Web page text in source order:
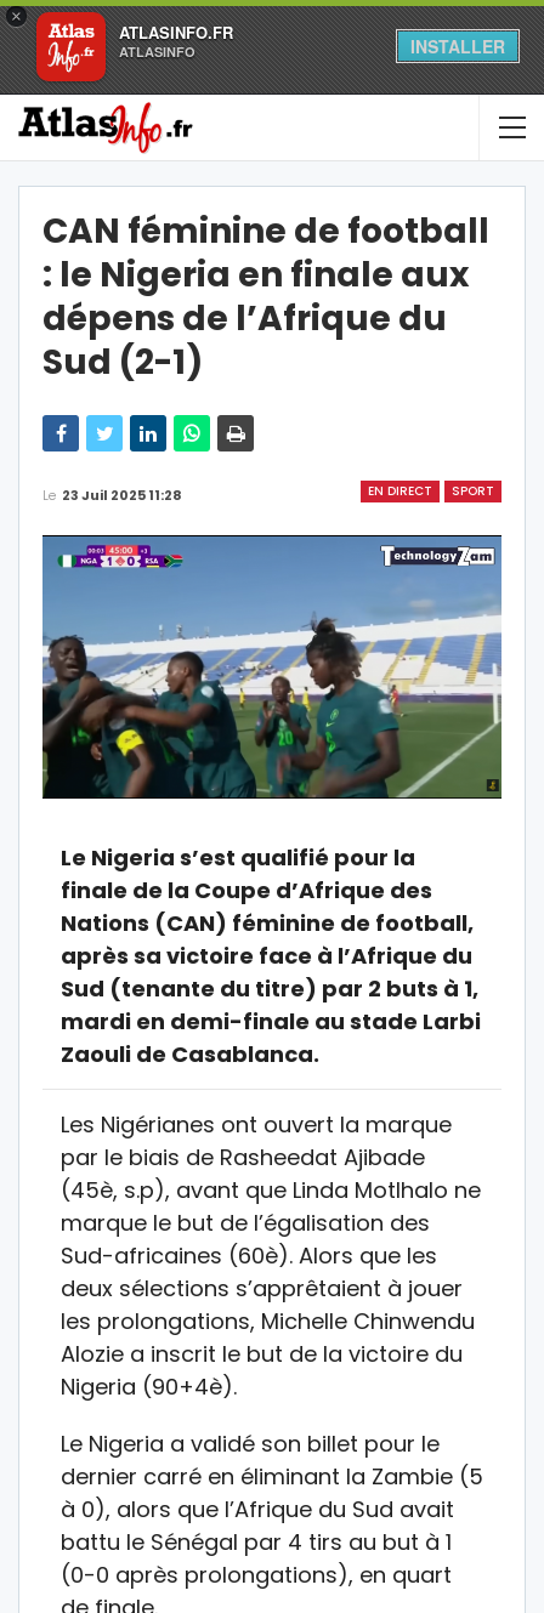
×
ATLASINFO.FR
ATLASINFO INSTALLER
CAN féminine de football
: le Nigeria en finale aux
dépens de l’Afrique du
Sud (2-1)
EN DIRECT SPORT
Le 23 Juil 2025 11:28
Le Nigeria s’est qualifié pour la
finale de la Coupe d’Afrique des
Nations (CAN) féminine de football,
après sa victoire face à l’Afrique du
Sud (tenante du titre) par 2 buts à 1,
mardi en demi-finale au stade Larbi
Zaouli de Casablanca.
Les Nigérianes ont ouvert la marque
par le biais de Rasheedat Ajibade
(45è, s.p), avant que Linda Motlhalo ne
marque le but de l’égalisation des
Sud-africaines (60è). Alors que les
deux sélections s’apprêtaient à jouer
les prolongations, Michelle Chinwendu
Alozie a inscrit le but de la victoire du
Nigeria (90+4è).
Le Nigeria a validé son billet pour le
dernier carré en éliminant la Zambie (5
à 0), alors que l’Afrique du Sud avait
battu le Sénégal par 4 tirs au but à 1
(0-0 après prolongations), en quart